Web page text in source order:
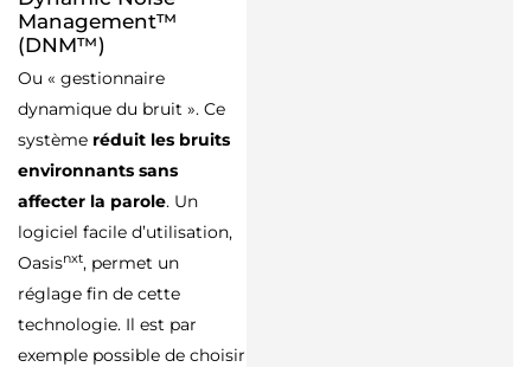
Management™
(DNM™)
Ou « gestionnaire
dynamique du bruit ». Ce
système réduit les bruits
environnants sans
affecter la parole. Un
logiciel facile d’utilisation,
Oasisnxt, permet un
réglage fin de cette
technologie. Il est par
exemple possible de choisir